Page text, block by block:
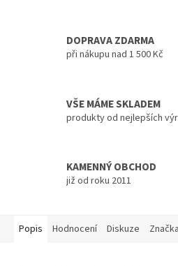
DOPRAVA ZDARMA
při nákupu nad 1 500 Kč
VŠE MÁME SKLADEM
produkty od nejlepších
KAMENNÝ OBCHOD
již od roku 2011
Popis Hodnocení Diskuze Značka